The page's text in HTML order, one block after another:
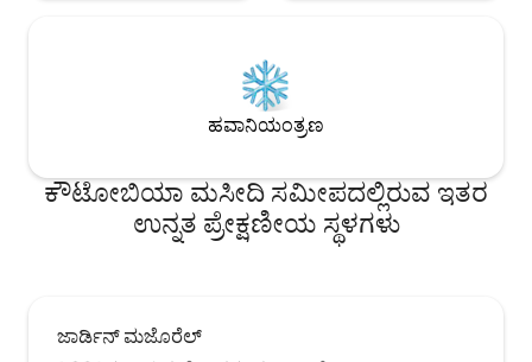
ಹವಾನಿಯಂತ್ರಣ
ಕೌಟೋಬಿಯಾ ಮಸೀದಿ ಸಮೀಪದಲ್ಲಿರುವ ಇತರ
ಉನ್ನತ ಪ್ರೇಕ್ಷಣೀಯ ಸ್ಥಳಗಳು
ಜಾರ್ಡಿನ್ ಮಜೊರೆಲ್